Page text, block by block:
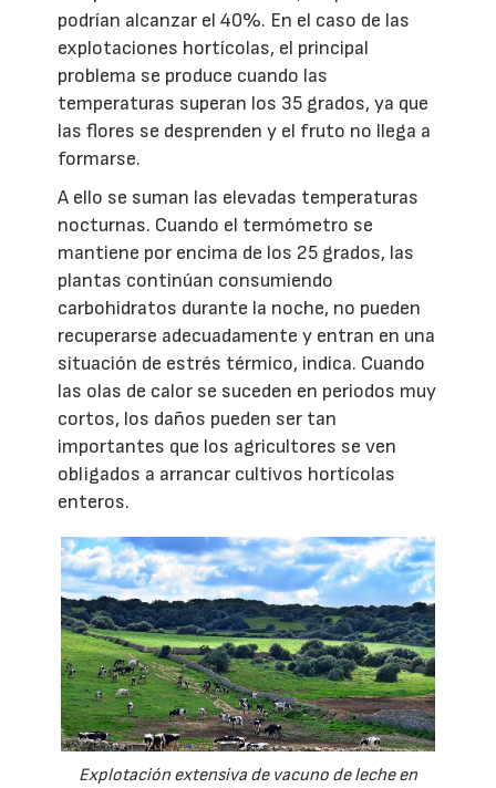
podrían alcanzar el 40%. En el caso de las
explotaciones hortícolas, el principal
problema se produce cuando las
temperaturas superan los 35 grados, ya que
las flores se desprenden y el fruto no llega a
formarse.
A ello se suman las elevadas temperaturas
nocturnas. Cuando el termómetro se
mantiene por encima de los 25 grados, las
plantas continúan consumiendo
carbohidratos durante la noche, no pueden
recuperarse adecuadamente y entran en una
situación de estrés térmico, indica. Cuando
las olas de calor se suceden en periodos muy
cortos, los daños pueden ser tan
importantes que los agricultores se ven
obligados a arrancar cultivos hortícolas
enteros.
Explotación extensiva de vacuno de leche en